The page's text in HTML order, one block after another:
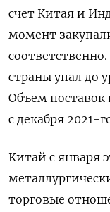
счет Китая и
момент
страны упал до
Объем
с декабря 2021-
Китай с января
торговые